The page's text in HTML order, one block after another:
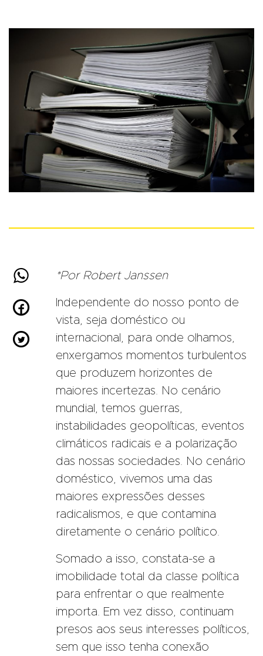



*Por Robert Janssen
Independente do nosso ponto de
vista, seja doméstico ou
internacional, para onde olhamos,
enxergamos momentos turbulentos
que produzem horizontes de
maiores incertezas. No cenário
mundial, temos guerras,
instabilidades geopolíticas, eventos
climáticos radicais e a polarização
das nossas sociedades. No cenário
doméstico, vivemos uma das
maiores expressões desses
radicalismos, e que contamina
diretamente o cenário político.
Somado a isso, constata-se a
imobilidade total da classe política
para enfrentar o que realmente
importa. Em vez disso, continuam
presos aos seus interesses políticos,
sem que isso tenha conexão